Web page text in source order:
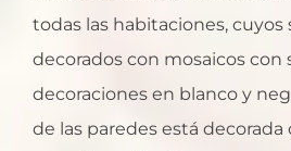
todas las habitaciones, cuyos
decorados con mosaicos con
decoraciones en blanco y
de las paredes está decorada